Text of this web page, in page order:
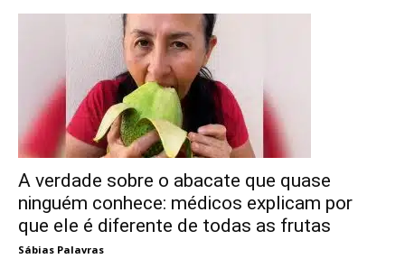
A verdade sobre o abacate que quase
ninguém conhece: médicos explicam por
que ele é diferente de todas as frutas
Sábias Palavras